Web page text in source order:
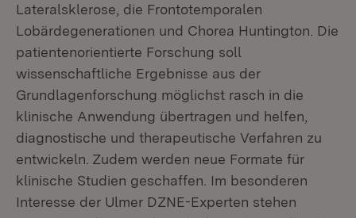
Lateralsklerose, die Frontotemporalen
Lobärdegenerationen und Chorea Huntington. Die
patientenorientierte Forschung soll
wissenschaftliche Ergebnisse aus der
Grundlagenforschung möglichst rasch in die
klinische Anwendung übertragen und helfen,
diagnostische und therapeutische Verfahren zu
entwickeln. Zudem werden neue Formate für
klinische Studien geschaffen. Im besonderen
Interesse der Ulmer DZNE-Experten stehen